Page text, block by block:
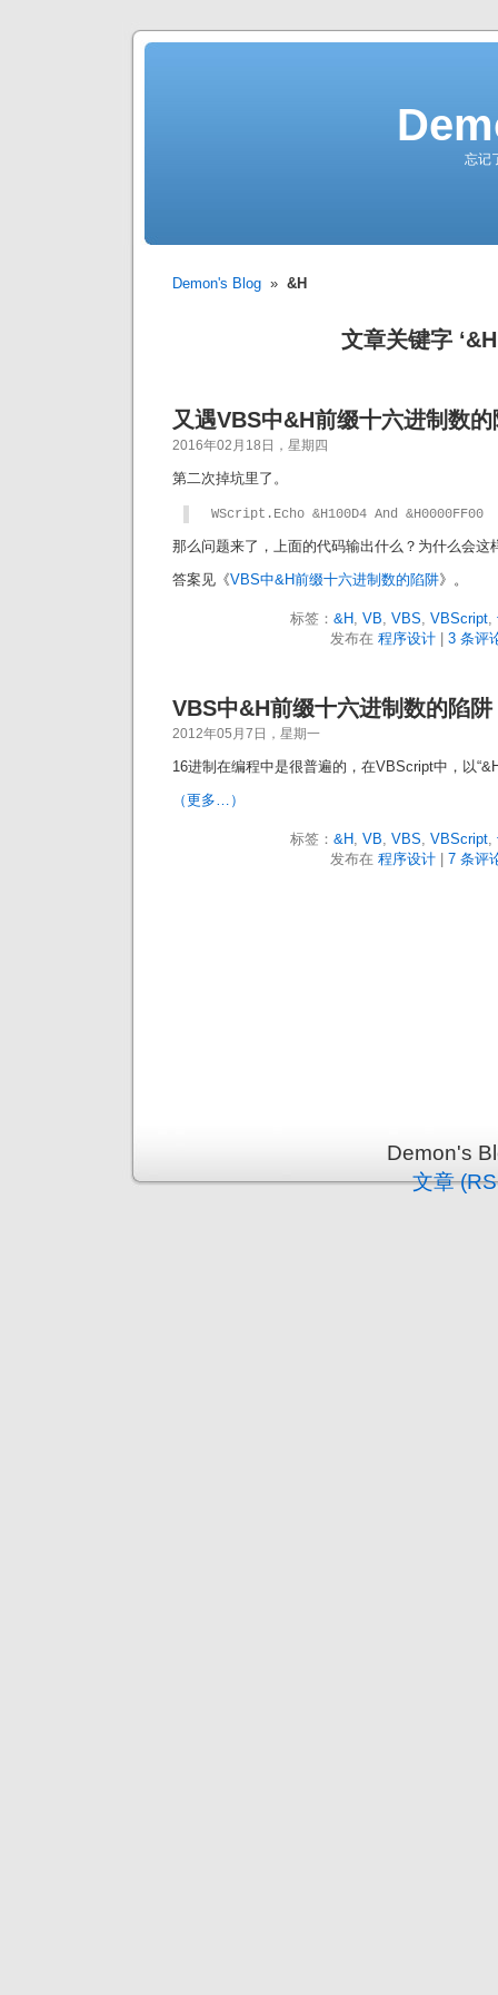
忘记
Demon's Blog » &H
文章关键字
又遇VBS中&H前缀十六进制数的
2016年02月18日，星期四
第二次掉坑里了。
WScript.Echo &H100D4 And &H0000FF00
那么问题来了，上面的代码输出什么？为什么会这
答案见《VBS中&H前缀十六进制数的陷阱》。
标签： &H, VB, VBS, VBScript,
发布在 程序设计| 3 条评
VBS中&H前缀十六进制数的陷阱
2012年05月7日，星期一
16进制在编程中是很普遍的，在VBScript中，以
（更多…）
标签： &H, VB, VBS, VBScript,
发布在 程序设计| 7 条评
Demon's
文章